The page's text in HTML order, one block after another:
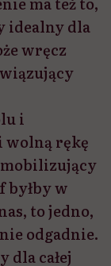
idealny dla
wręcz
i
wolną rękę
mobilizujący
byłby w
to jedno,
odgadnie.
dla całej